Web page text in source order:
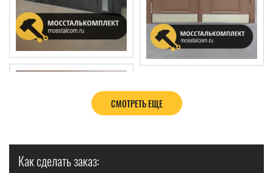
СМОТРЕТЬ ЕЩЕ
Как сделать заказ: